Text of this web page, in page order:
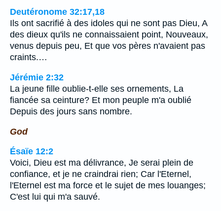
Deutéronome 32:17,18
Ils ont sacrifié à des idoles qui ne sont pas Dieu, A
des dieux qu'ils ne connaissaient point, Nouveaux,
venus depuis peu, Et que vos pères n'avaient pas
craints.…
Jérémie 2:32
La jeune fille oublie-t-elle ses ornements, La
fiancée sa ceinture? Et mon peuple m'a oublié
Depuis des jours sans nombre.
God
Ésaïe 12:2
Voici, Dieu est ma délivrance, Je serai plein de
confiance, et je ne craindrai rien; Car l'Eternel,
l'Eternel est ma force et le sujet de mes louanges;
C'est lui qui m'a sauvé.